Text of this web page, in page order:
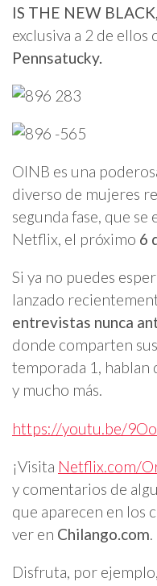
IS THE NEW BLACK,
exclusiva a 2 de ellos
Pennsatucky.
OINB es una
diverso de mujeres
segunda fase, que
Netflix, el próximo 6
Si ya no puedes
lanzado
entrevistas nunca
donde comparten
temporada 1, hablan
y mucho más.
https://youtu.be/
¡Visita Netflix.com/
y comentarios de
que aparecen en los
ver en Chilango.com.
Disfruta, por